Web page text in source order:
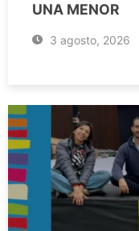
UNA MENOR
3 agosto, 2026